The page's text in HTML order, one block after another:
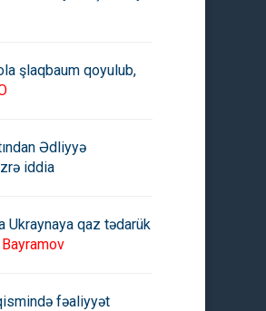
şlaqbaum qoyulub,
Ədliyyə
iddia
Ukraynaya qaz tədarük
fəaliyyət